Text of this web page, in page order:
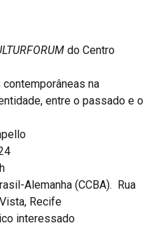
do Centro
contemporâneas na
entre o passado e o
Alemanha (CCBA). Rua
Recife
interessado